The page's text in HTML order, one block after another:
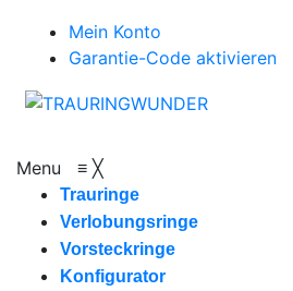
Mein Konto
Garantie-Code aktivieren
Menu ≡ ╳
Trauringe
Verlobungsringe
Vorsteckringe
Konfigurator